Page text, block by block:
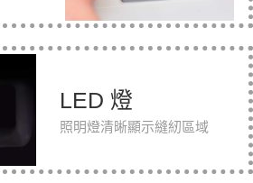
LED 燈
照明燈清晰顯示縫紉區域